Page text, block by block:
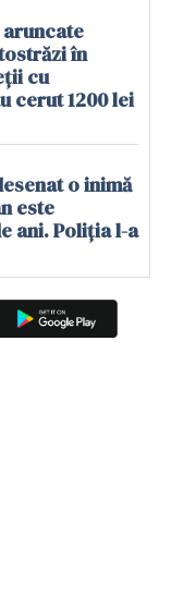
în
cu
cerut 1200 lei
o inimă
este
ani. Poliția l-a